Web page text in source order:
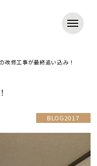
改修工事が最終追い込み！
BLOG2017